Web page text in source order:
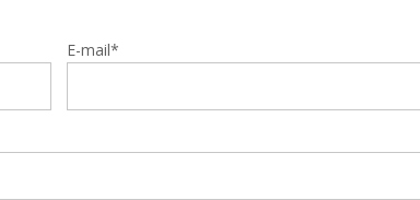
E-mail*